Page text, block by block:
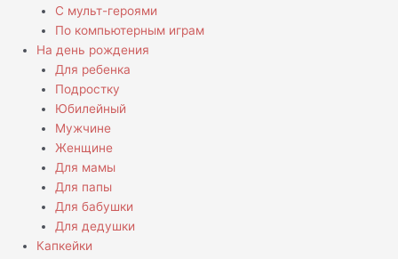
С мульт-героями
По компьютерным играм
На день рождения
Для ребенка
Подростку
Юбилейный
Мужчине
Женщине
Для мамы
Для папы
Для бабушки
Для дедушки
Капкейки